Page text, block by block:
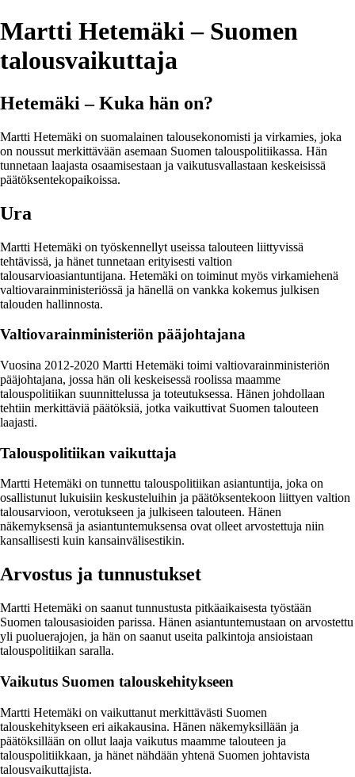
Martti Hetemäki – Suomen
talousvaikuttaja
Hetemäki – Kuka hän on?
Martti Hetemäki on suomalainen talousekonomisti ja virkamies, joka
on noussut merkittävään asemaan Suomen talouspolitiikassa. Hän
tunnetaan laajasta osaamisestaan ja vaikutusvallastaan keskeisissä
päätöksentekopaikoissa.
Ura
Martti Hetemäki on työskennellyt useissa talouteen liittyvissä
tehtävissä, ja hänet tunnetaan erityisesti valtion
talousarvioasiantuntijana. Hetemäki on toiminut myös virkamiehenä
valtiovarainministeriössä ja hänellä on vankka kokemus julkisen
talouden hallinnosta.
Valtiovarainministeriön pääjohtajana
Vuosina 2012-2020 Martti Hetemäki toimi valtiovarainministeriön
pääjohtajana, jossa hän oli keskeisessä roolissa maamme
talouspolitiikan suunnittelussa ja toteutuksessa. Hänen johdollaan
tehtiin merkittäviä päätöksiä, jotka vaikuttivat Suomen talouteen
laajasti.
Talouspolitiikan vaikuttaja
Martti Hetemäki on tunnettu talouspolitiikan asiantuntija, joka on
osallistunut lukuisiin keskusteluihin ja päätöksentekoon liittyen valtion
talousarvioon, verotukseen ja julkiseen talouteen. Hänen
näkemyksensä ja asiantuntemuksensa ovat olleet arvostettuja niin
kansallisesti kuin kansainvälisestikin.
Arvostus ja tunnustukset
Martti Hetemäki on saanut tunnustusta pitkäaikaisesta työstään
Suomen talousasioiden parissa. Hänen asiantuntemustaan on arvostettu
yli puoluerajojen, ja hän on saanut useita palkintoja ansioistaan
talouspolitiikan saralla.
Vaikutus Suomen talouskehitykseen
Martti Hetemäki on vaikuttanut merkittävästi Suomen
talouskehitykseen eri aikakausina. Hänen näkemyksillään ja
päätöksillään on ollut laaja vaikutus maamme talouteen ja
talouspolitiikkaan, ja hänet nähdään yhtenä Suomen johtavista
talousvaikuttajista.